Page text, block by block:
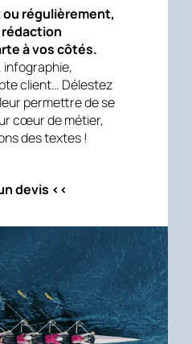
régulièrement,
à vos côtés.
infographie,
client… Délestez
permettre de se
cœur de métier,
des textes !
devis <<